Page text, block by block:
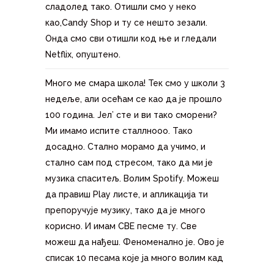
сладолед тако. Отишли смо у неко
као,Candy Shop и ту се нешто зезали.
Онда смо сви отишли код ње и гледали
Netflix, опуштено.
Много ме смара школа! Тек смо у школи 3
недеље, али осећам се као да је прошло
100 година. Јел’ сте и ви тако сморени?
Ми имамо испите сталлнооо. Тако
досадно. Стално морамо да учимо, и
стално сам под стресом, тако да ми је
музика спаситељ. Волим Spotify. Можеш
да правиш Play листе, и апликација ти
препоручује музику, тако да је много
корисно. И имам СВЕ песме ту. Све
можеш да нађеш. Феноменално је. Ово је
списак 10 песама које ја много волим кад